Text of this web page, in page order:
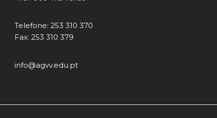
Telefone: 253 310 370
Fax: 253 310 379
info@agvv.edu.pt